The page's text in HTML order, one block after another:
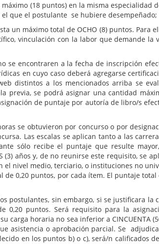
(18 puntos) en la misma especialidad
que el postulante se hubiere desempeñado;
máximo total de OCHO (8) puntos. Para
vinculación con la labor que demande la
a la fecha de inscripción
en cuyo caso deberá agregarse
distintos a los mencionados arriba se
se podrá asignar una cantidad
de puntaje por autoría de libro/s
obtuvieron por concurso o por
Las escalas se aplican tanto a las
sólo recibe el puntaje que resulte
años y, de no reunirse este requisito, se
nivel medio, terciario, o instituciones no
0,20 puntos, por cada ítem. El puntaje
sin embargo, si se justificara la
0,20 puntos. Será requisito para la
horaria no sea inferior a CINCUENTA
asistencia o aprobación parcial. Se
en los puntos b) o c), será/n calificados